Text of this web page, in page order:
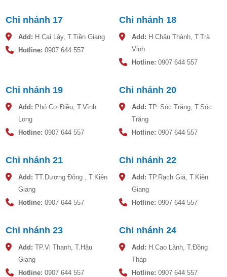
Chi nhánh 17
Add: H.Cai Lậy, T.Tiền Giang
Hotline: 0907 644 557
Chi nhánh 18
Add: H.Châu Thành, T.Trà
Vinh
Hotline: 0907 644 557
Chi nhánh 19
Add: Phó Cơ Điều, T.Vĩnh
Long
Hotline: 0907 644 557
Chi nhánh 20
Add: TP. Sóc Trăng, T.Sóc
Trăng
Hotline: 0907 644 557
Chi nhánh 21
Add: TT.Dương Đông , T.Kiên
Giang
Hotline: 0907 644 557
Chi nhánh 22
Add: TP.Rạch Giá, T.Kiên
Giang
Hotline: 0907 644 557
Chi nhánh 23
Add: TP.Vị Thanh, T.Hậu
Giang
Hotline: 0907 644 557
Chi nhánh 24
Add: H.Cao Lãnh, T.Đồng
Tháp
Hotline: 0907 644 557